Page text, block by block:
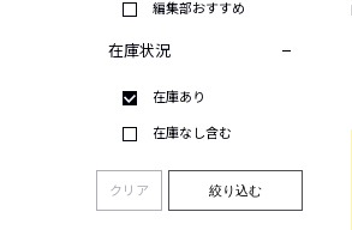
編集部おすすめ
在庫状況
在庫あり
在庫なし含む
クリア 絞り込む